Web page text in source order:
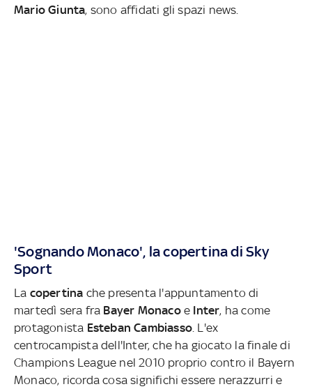
Mario Giunta, sono affidati gli spazi news.
'Sognando Monaco', la copertina di Sky
Sport
La copertina che presenta l'appuntamento di
martedì sera fra Bayer Monacoe Inter, ha come
protagonista Esteban Cambiasso . L'ex
centrocampista dell'Inter, che ha giocato la finale di
Champions League nel 2010 proprio contro il Bayern
Monaco, ricorda cosa significhi essere nerazzurri e